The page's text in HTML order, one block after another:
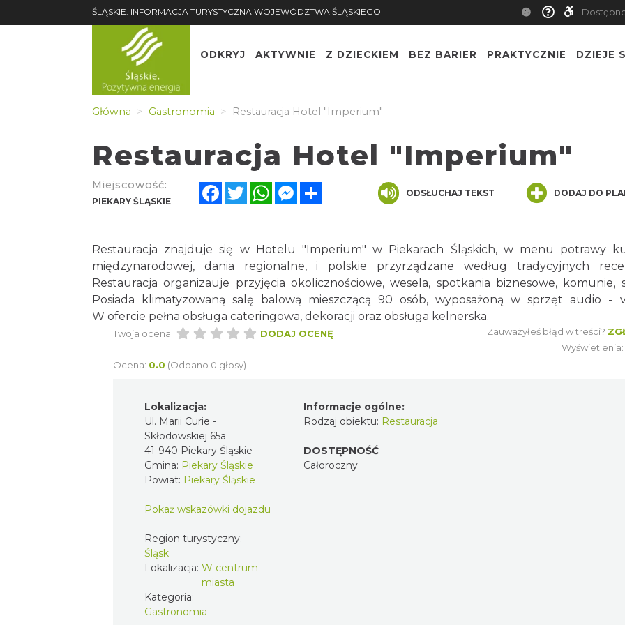
ŚLĄSKIE. INFORMACJA TURYSTYCZNA WOJEWÓDZTWA ŚLĄSKIEGO
ODKRYJ AKTYWNIE Z DZIECKIEM BEZ BARIER PRAKTYCZNIE DZIEJE
Główna Gastronomia Restauracja Hotel "Imperium"
Restauracja Hotel "Imperium"
Miejscowość:
PIEKARY ŚLĄSKIE
FacebookTwitterWhatsAppMessenger ODSŁUCHAJ TEKST DODAJ DO
Restauracja znajduje się w Hotelu "Imperium" w Piekarach Śląskich, w menu potrawy
międzynarodowej, dania regionalne, i polskie przyrządzane według tradycyjnych
Restauracja organizauje przyjęcia okolicznościowe, wesela, spotkania biznesowe, komunie,
Posiada klimatyzowaną salę balową mieszczącą 90 osób, wyposażoną w sprzęt audio -
W ofercie pełna obsługa cateringowa, dekoracji oraz obsługa kelnerska.
Twoja ocena: DODAJ OCENĘ
Ocena: 0.0 (Oddano 0 głosy)
Zauważyłeś błąd w treści?
Wyświetlenia:
Lokalizacja:
Ul. Marii Curie -
Skłodowskiej 65a
41-940 Piekary Śląskie
Gmina: Piekary Śląskie
Powiat: Piekary Śląskie
Pokaż wskazówki dojazdu
Region turystyczny:
Śląsk
Lokalizacja: W centrum
miasta
Kategoria:
Gastronomia
Informacje ogólne:
Rodzaj obiektu: Restauracja
DOSTĘPNOŚĆ
Całoroczny